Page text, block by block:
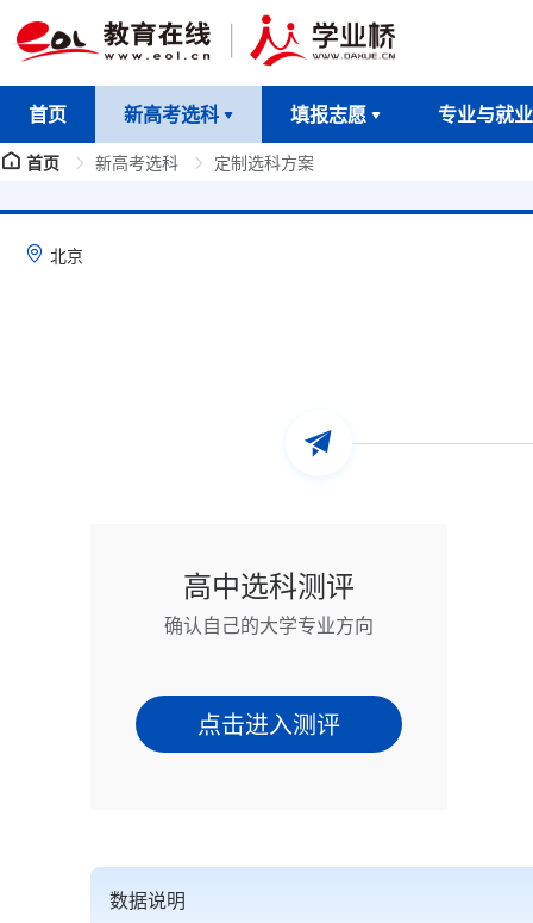
首页 新高考选科 填报志愿 专业与就业
首页 新高考选科 定制选科方案
北京
高中选科测评
确认自己的大学专业方向
点击进入测评
数据说明